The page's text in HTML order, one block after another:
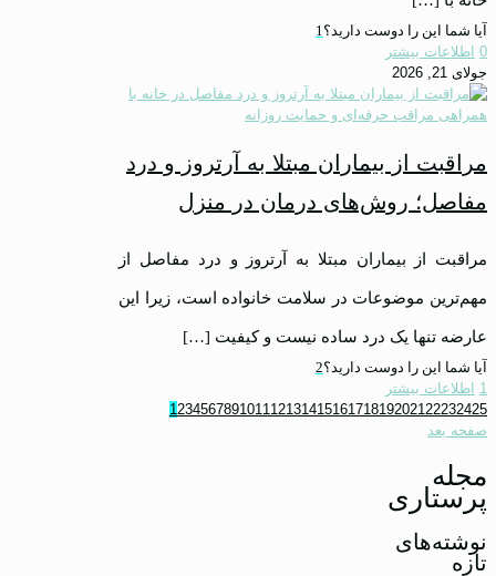
آیا شما این را دوست دارید؟1
0 اطلاعات بیشتر
جولای 21, 2026
مراقبت از بیماران مبتلا به آرتروز و درد
مفاصل؛ روش‌های درمان در منزل
مراقبت از بیماران مبتلا به آرتروز و درد مفاصل از
مهم‌ترین موضوعات در سلامت خانواده است، زیرا این
عارضه تنها یک درد ساده نیست و کیفیت […]
آیا شما این را دوست دارید؟2
1 اطلاعات بیشتر
12345678910111213141516171819202122232425
صفحه بعد
مجله
پرستاری
نوشته‌های
تازه